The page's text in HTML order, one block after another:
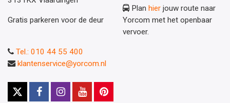
Gratis parkeren voor de deur
Plan hier jouw route naar
Yorcom met het openbaar
vervoer.
Tel.: 010 44 55 400
klantenservice@yorcom.nl